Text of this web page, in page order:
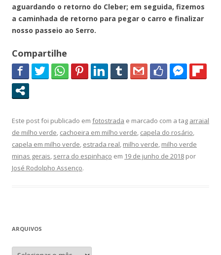
aguardando o retorno do Cleber; em seguida, fizemos
a caminhada de retorno para pegar o carro e finalizar
nosso passeio ao Serro.
Compartilhe
Este post foi publicado em fotostrada e marcado com a tag arraial
de milho verde, cachoeira em milho verde, capela do rosário,
capela em milho verde, estrada real, milho verde, milho verde
minas gerais, serra do espinhaço em 19 de junho de 2018 por
José Rodolpho Assenço.
ARQUIVOS
A